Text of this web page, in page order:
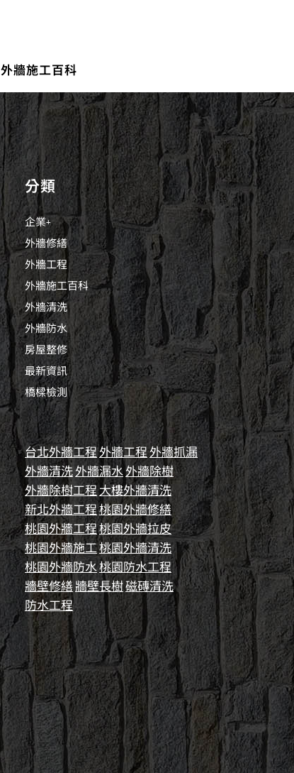
外牆施工百科
分類
企業+
外牆修繕
外牆工程
外牆施工百科
外牆清洗
外牆防水
房屋整修
最新資訊
橋樑檢測
台北外牆工程 外牆工程 外牆抓漏
外牆清洗外牆漏水外牆除樹
外牆除樹工程 大樓外牆清洗
新北外牆工程 桃園外牆修繕
桃園外牆工程桃園外牆拉皮
桃園外牆施工桃園外牆清洗
桃園外牆防水桃園防水工程
牆壁修繕牆壁長樹磁磚清洗
防水工程